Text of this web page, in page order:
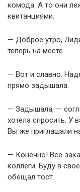
комода. А то они
квитанциями.
— Доброе утро,
теперь на месте.
— Вот и славно.
прямо задышала.
— Задышала, —
хотела спросить. У
Вы же приглашали
— Конечно! Все
коллеги. Буду в
обещал тост.